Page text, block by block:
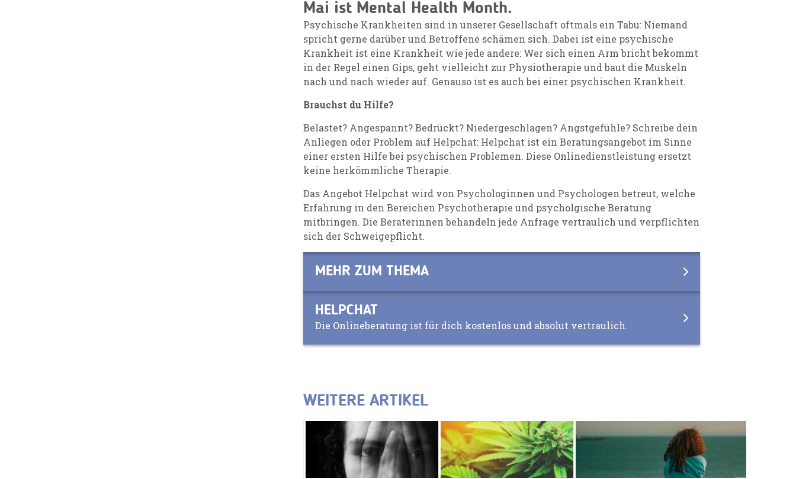
Mai ist Mental Health Month.
Psychische Krankheiten sind in unserer Gesellschaft oftmals ein Tabu: Niemand
spricht gerne darüber und Betroffene schämen sich. Dabei ist eine psychische
Krankheit ist eine Krankheit wie jede andere: Wer sich einen Arm bricht bekommt
in der Regel einen Gips, geht vielleicht zur Physiotherapie und baut die Muskeln
nach und nach wieder auf. Genauso ist es auch bei einer psychischen Krankheit.
Brauchst du Hilfe?
Belastet? Angespannt? Bedrückt? Niedergeschlagen? Angstgefühle? Schreibe dein
Anliegen oder Problem auf Helpchat: Helpchat ist ein Beratungsangebot im Sinne
einer ersten Hilfe bei psychischen Problemen. Diese Onlinedienstleistung ersetzt
keine herkömmliche Therapie.
Das Angebot Helpchat wird von Psychologinnen und Psychologen betreut, welche
Erfahrung in den Bereichen Psychotherapie und psycholgische Beratung
mitbringen. Die Beraterinnen behandeln jede Anfrage vertraulich und verpflichten
sich der Schweigepflicht.
MEHR ZUM THEMA
HELPCHAT
Die Onlineberatung ist für dich kostenlos und absolut vertraulich.
WEITERE ARTIKEL